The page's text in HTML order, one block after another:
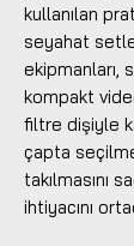
kullanılan
seyahat
ekipmanları,
kompakt
filtre dişiyle
çapta
takılmasını
ihtiyacını